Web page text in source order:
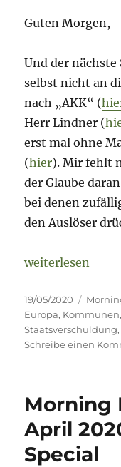
Guten Morgen,
Und der
selbst nicht an
nach „AKK“ (
Herr Lindner (
erst mal ohne
(hier). Mir fehlt
der Glaube
bei denen
den Auslöser
„Morning
weiterlesen
Veröffentlicht
am
19/05/2020
Europa, Kommunen,
Staatsverschuldung
Schreibe einen
Morning
April
Special